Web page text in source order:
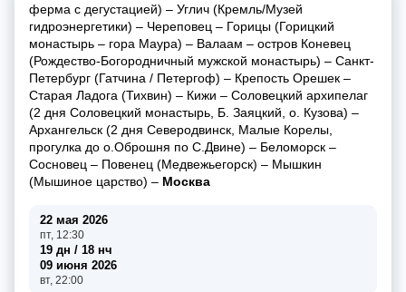
ферма с дегустацией) – Углич (Кремль/Музей
гидроэнергетики) – Череповец – Горицы (Горицкий
монастырь – гора Маура) – Валаам – остров Коневец
(Рождество-Богородничный мужской монастырь) – Санкт-
Петербург (Гатчина / Петергоф) – Крепость Орешек –
Старая Ладога (Тихвин) – Кижи – Соловецкий архипелаг
(2 дня Соловецкий монастырь, Б. Заяцкий, о. Кузова) –
Архангельск (2 дня Северодвинск, Малые Корелы,
прогулка до о.Оброшня по С.Двине) – Беломорск –
Сосновец – Повенец (Медвежьегорск) – Мышкин
(Мышиное царство) – Москва
22 мая 2026
пт, 12:30
19 дн / 18 нч
09 июня 2026
вт, 22:00